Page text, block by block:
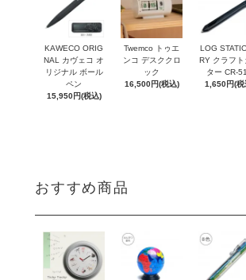
KAWECO ORIG
NAL カヴェコ オ
リジナル ボール
ペン
15,950円(税込)
Twemco トゥエ
ンコ デスククロ
ック
16,500円(税込)
LOG
RY クラフト
ター CR-
1,650円(税
おすすめ商品